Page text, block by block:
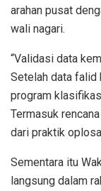
arahan pusat
wali nagari.
“Validasi data
Setelah data falid
program
Termasuk
dari praktik
Sementara itu
langsung dalam